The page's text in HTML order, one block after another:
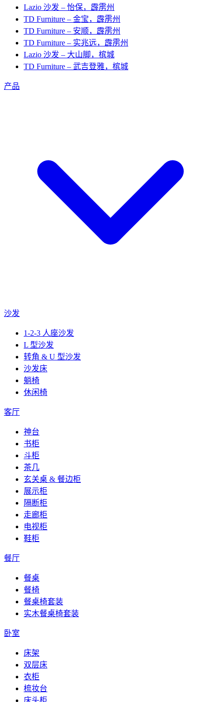
Lazio 沙发 – 怡保，霹雳州
TD Furniture – 金宝，霹雳州
TD Furniture – 安顺，霹雳州
TD Furniture – 实兆远，霹雳州
Lazio 沙发 – 大山脚，槟城
TD Furniture – 武吉登雅，槟城
产品
沙发
1-2-3 人座沙发
L 型沙发
转角 & U 型沙发
沙发床
躺椅
休闲椅
客厅
神台
书柜
斗柜
茶几
玄关桌 & 餐边柜
展示柜
隔断柜
走廊柜
电视柜
鞋柜
餐厅
餐桌
餐椅
餐桌椅套装
实木餐桌椅套装
卧室
床架
双层床
衣柜
梳妆台
床头柜